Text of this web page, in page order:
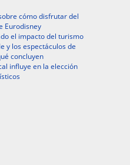
cómo disfrutar del
Eurodisney
el impacto del turismo
y los espectáculos de
concluyen
influye en la elección